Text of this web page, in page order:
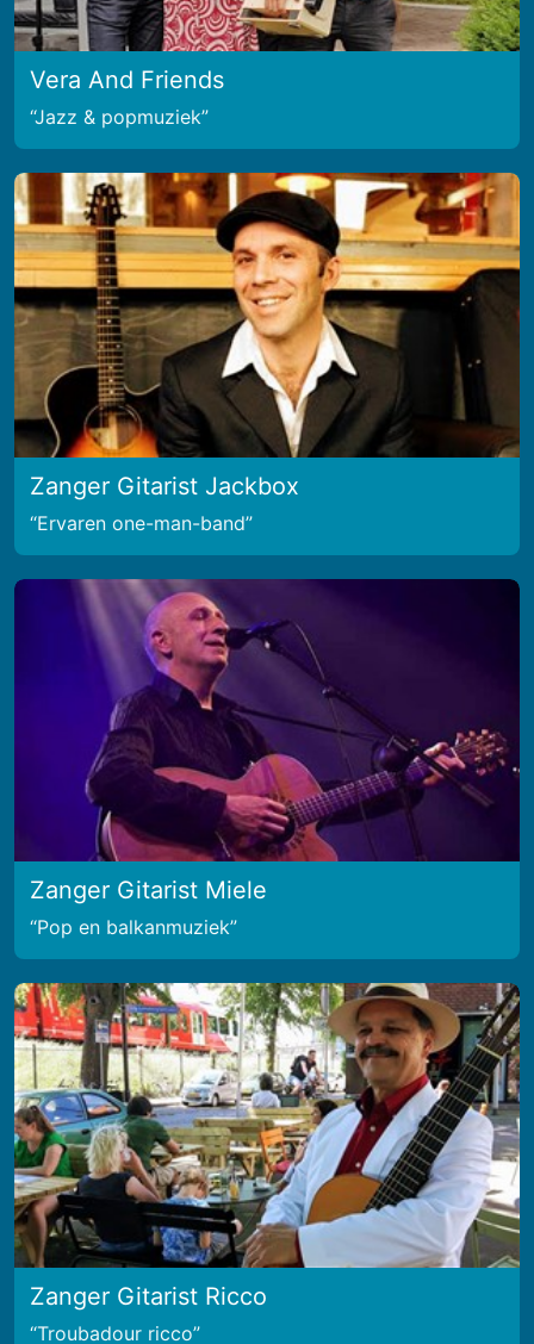
Vera And Friends
Jazz & popmuziek
Zanger Gitarist Jackbox
Ervaren one-man-band
Zanger Gitarist Miele
Pop en balkanmuziek
Zanger Gitarist Ricco
Troubadour ricco